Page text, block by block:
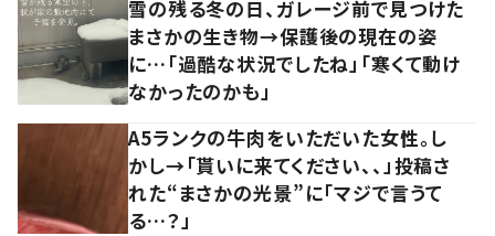
雪の残る冬の日、ガレージ前で見つけた
まさかの生き物→保護後の現在の姿
に…「過酷な状況でしたね」「寒くて動け
なかったのかも」
A5ランクの牛肉をいただいた女性。し
かし→「貰いに来てください、、」投稿さ
れた“まさかの光景”に「マジで言うて
る…？」